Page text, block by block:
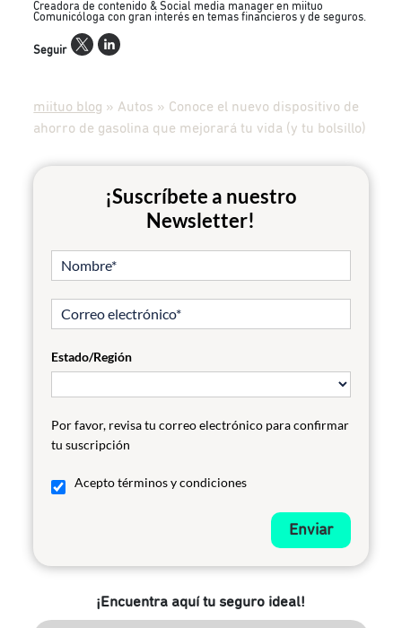
Creadora de contenido & Social media manager en miituo
Comunicóloga con gran interés en temas financieros y de seguros.
Seguir
miituo blog » Autos » Conoce el nuevo dispositivo de
ahorro de gasolina que mejorará tu vida (y tu bolsillo)
¡Suscríbete a nuestro
Newsletter!
Estado/Región
Por favor, revisa tu correo electrónico para confirmar
tu suscripción
Acepto términos y condiciones
Enviar
¡Encuentra aquí tu seguro ideal!